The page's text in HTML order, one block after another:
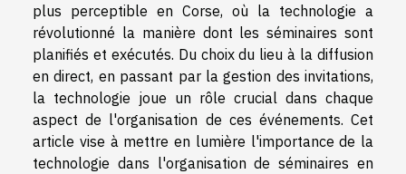
plus perceptible en Corse, où la technologie a
révolutionné la manière dont les séminaires sont
planifiés et exécutés. Du choix du lieu à la diffusion
en direct, en passant par la gestion des invitations,
la technologie joue un rôle crucial dans chaque
aspect de l'organisation de ces événements. Cet
article vise à mettre en lumière l'importance de la
technologie dans l'organisation de séminaires en